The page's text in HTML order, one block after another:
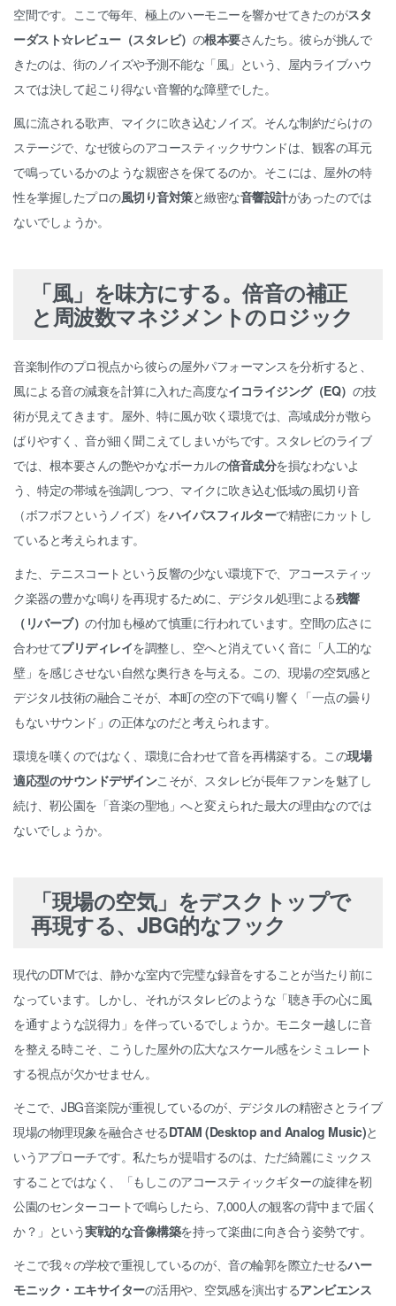
空間です。ここで毎年、極上のハーモニーを響かせてきたのがスタ
ーダスト☆レビュー（スタレビ） の根本要さんたち。彼らが挑んで
きたのは、街のノイズや予測不能な「風」という、屋内ライブハウ
スでは決して起こり得ない音響的な障壁でした。
風に流される歌声、マイクに吹き込むノイズ。そんな制約だらけの
ステージで、なぜ彼らのアコースティックサウンドは、観客の耳元
で鳴っているかのような親密さを保てるのか。そこには、屋外の特
性を掌握したプロの風切り音対策と緻密な音響設計があったのでは
ないでしょうか。
「風」を味方にする。倍音の補正
と周波数マネジメントのロジック
音楽制作のプロ視点から彼らの屋外パフォーマンスを分析すると、
風による音の減衰を計算に入れた高度なイコライジング（EQ） の技
術が見えてきます。屋外、特に風が吹く環境では、高域成分が散ら
ばりやすく、音が細く聞こえてしまいがちです。スタレビのライブ
では、根本要さんの艶やかなボーカルの倍音成分を損なわないよ
う、特定の帯域を強調しつつ、マイクに吹き込む低域の風切り音
（ボフボフというノイズ）をハイパスフィルターで精密にカットし
ていると考えられます。
また、テニスコートという反響の少ない環境下で、アコースティッ
ク楽器の豊かな鳴りを再現するために、デジタル処理による残響
（リバーブ） の付加も極めて慎重に行われています。空間の広さに
合わせてプリディレイを調整し、空へと消えていく音に「人工的な
壁」を感じさせない自然な奥行きを与える。この、現場の空気感と
デジタル技術の融合こそが、本町の空の下で鳴り響く「一点の曇り
もないサウンド」の正体なのだと考えられます。
環境を嘆くのではなく、環境に合わせて音を再構築する。この現場
適応型のサウンドデザインこそが、スタレビが長年ファンを魅了し
続け、靭公園を「音楽の聖地」へと変えられた最大の理由なのでは
ないでしょうか。
「現場の空気」をデスクトップで
再現する、JBG的なフック
現代のDTMでは、静かな室内で完璧な録音をすることが当たり前に
なっています。しかし、それがスタレビのような「聴き手の心に風
を通すような説得力」を伴っているでしょうか。モニター越しに音
を整える時こそ、こうした屋外の広大なスケール感をシミュレート
する視点が欠かせません。
そこで、JBG音楽院が重視しているのが、デジタルの精密さとライブ
現場の物理現象を融合させるDTAM (Desktop and Analog Music)と
いうアプローチです。私たちが提唱するのは、ただ綺麗にミックス
することではなく、「もしこのアコースティックギターの旋律を靭
公園のセンターコートで鳴らしたら、7,000人の観客の背中まで届く
か？」という実戦的な音像構築を持って楽曲に向き合う姿勢です。
そこで我々の学校で重視しているのが、音の輪郭を際立たせるハー
モニック・エキサイターの活用や、空気感を演出するアンビエンス